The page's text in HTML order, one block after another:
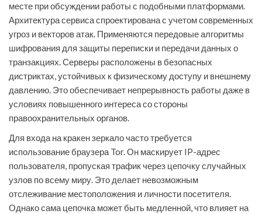
месте при обсуждении работы с подобными платформами.
Архитектура сервиса спроектирована с учетом современных
угроз и векторов атак. Применяются передовые алгоритмы
шифрования для защиты переписки и передачи данных о
транзакциях. Серверы расположены в безопасных
дистриктах, устойчивых к физическому доступу и внешнему
давлению. Это обеспечивает непрерывность работы даже в
условиях повышенного интереса со стороны
правоохранительных органов.
Для входа на кракен зеркало часто требуется
использование браузера Tor. Он маскирует IP-адрес
пользователя, пропуская трафик через цепочку случайных
узлов по всему миру. Это делает невозможным
отслеживание местоположения и личности посетителя.
Однако сама цепочка может быть медленной, что влияет на